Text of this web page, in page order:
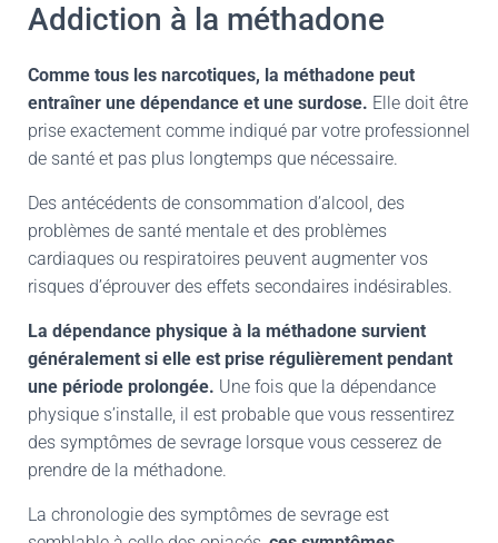
Addiction à la méthadone
Comme tous les narcotiques, la méthadone peut
entraîner une dépendance et une surdose. Elle doit être
prise exactement comme indiqué par votre professionnel
de santé et pas plus longtemps que nécessaire.
Des antécédents de consommation d’alcool, des
problèmes de santé mentale et des problèmes
cardiaques ou respiratoires peuvent augmenter vos
risques d’éprouver des effets secondaires indésirables.
La dépendance physique à la méthadone survient
généralement si elle est prise régulièrement pendant
une période prolongée. Une fois que la dépendance
physique s’installe, il est probable que vous ressentirez
des symptômes de sevrage lorsque vous cesserez de
prendre de la méthadone.
La chronologie des symptômes de sevrage est